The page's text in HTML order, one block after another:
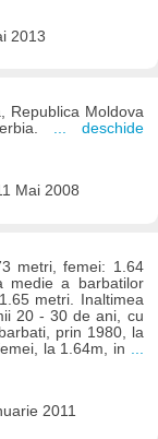
2013
Republica Moldova
... deschide
Mai 2008
metri, femei: 1.64
medie a barbatilor
metri. Inaltimea
20 - 30 de ani, cu
prin 1980, la
la 1.64m, in
2011